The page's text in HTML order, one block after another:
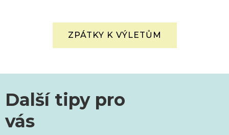
ZPÁTKY K VÝLETŮM
Další tipy pro
vás